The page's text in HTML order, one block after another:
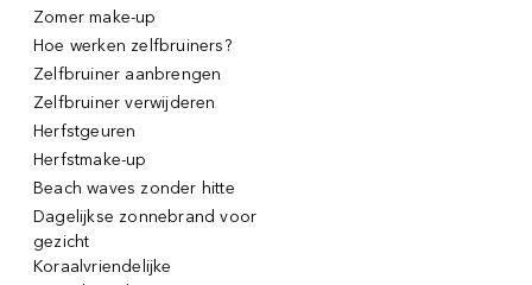
Zomer make-up
Hoe werken zelfbruiners?
Zelfbruiner aanbrengen
Zelfbruiner verwijderen
Herfstgeuren
Herfstmake-up
Beach waves zonder hitte
Dagelijkse zonnebrand voor
gezicht
Koraalvriendelijke